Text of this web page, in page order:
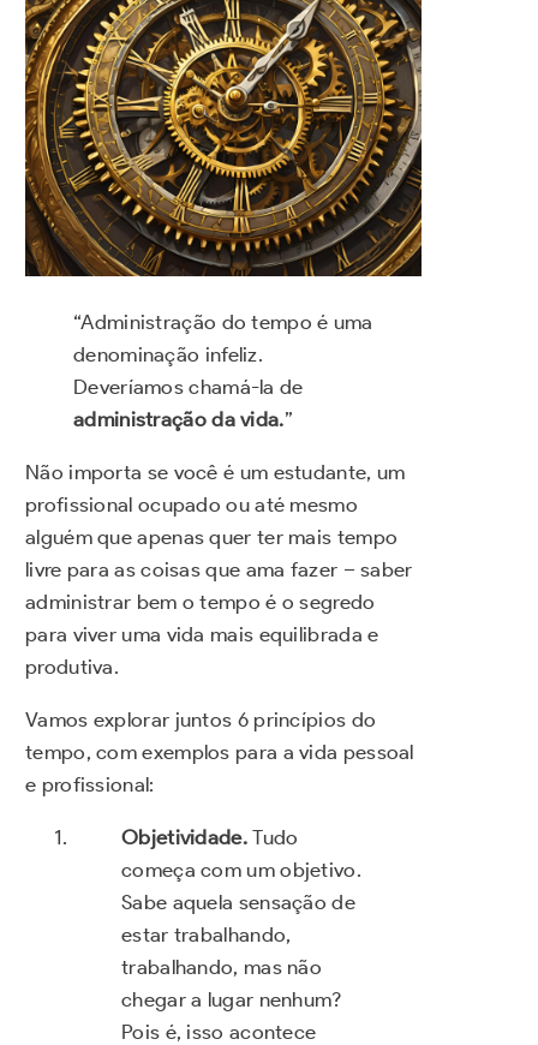
“Administração do tempo é uma
denominação infeliz.
Deveríamos chamá-la de
administração da vida.”
Não importa se você é um estudante, um
profissional ocupado ou até mesmo
alguém que apenas quer ter mais tempo
livre para as coisas que ama fazer – saber
administrar bem o tempo é o segredo
para viver uma vida mais equilibrada e
produtiva.
Vamos explorar juntos 6 princípios do
tempo, com exemplos para a vida pessoal
e profissional:
Objetividade.Tudo
começa com um objetivo.
Sabe aquela sensação de
estar trabalhando,
trabalhando, mas não
chegar a lugar nenhum?
Pois é, isso acontece